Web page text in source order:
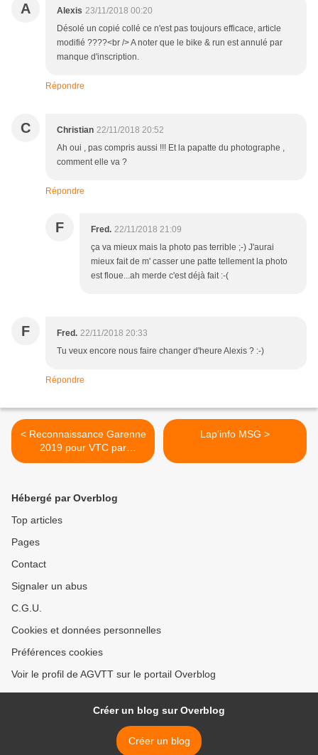
A Alexis 23/11/2018 00:20
Désolé un copié collé ce n'est pas toujours efficace, article
modifié ????<br /> A noter que le bike & run est annulé par
manque d'inscription.
Répondre
C Christian 22/11/2018 20:52
Ah oui , pas compris aussi !!! Et la papatte du photographe ,
comment elle va ?
Répondre
F Fred. 22/11/2018 21:09
ça va mieux mais la photo pas terrible ;-) J'aurai
mieux fait de m' casser une patte tellement la photo
est floue...ah merde c'est déjà fait :-(
F Fred. 22/11/2018 20:33
Tu veux encore nous faire changer d'heure Alexis ? :-)
Répondre
< Reconnaissance Garenne
2019 pour VTC par
Roseline
Lap'info MSG >
Hébergé par Overblog
Top articles
Pages
Contact
Signaler un abus
C.G.U.
Cookies et données personnelles
Préférences cookies
Voir le profil de AGVTT sur le portail Overblog
Créer un blog sur Overblog
Créer un blog